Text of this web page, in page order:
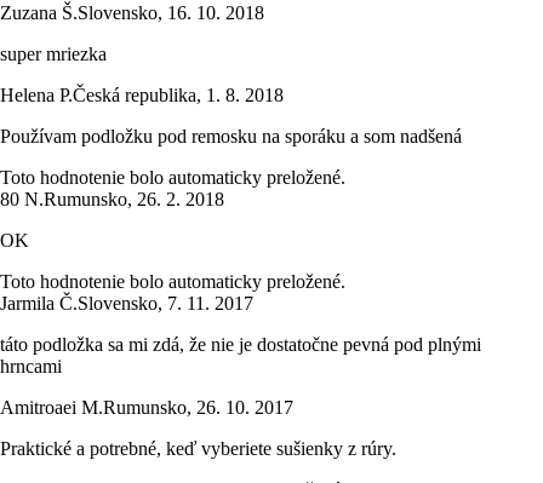
Zuzana Š.Slovensko, 16. 10. 2018
super mriezka
Helena P.Česká republika, 1. 8. 2018
Používam podložku pod remosku na sporáku a som nadšená
Toto hodnotenie bolo automaticky preložené.
80 N.Rumunsko, 26. 2. 2018
OK
Toto hodnotenie bolo automaticky preložené.
Jarmila Č.Slovensko, 7. 11. 2017
táto podložka sa mi zdá, že nie je dostatočne pevná pod plnými
hrncami
Amitroaei M.Rumunsko, 26. 10. 2017
Praktické a potrebné, keď vyberiete sušienky z rúry.